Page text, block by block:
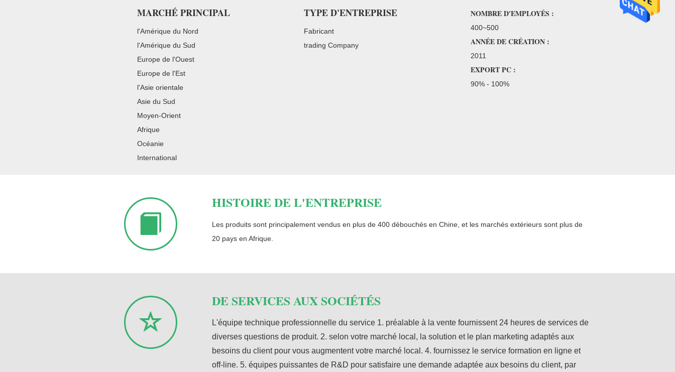
MARCHÉ PRINCIPAL
l'Amérique du Nord
l'Amérique du Sud
Europe de l'Ouest
Europe de l'Est
l'Asie orientale
Asie du Sud
Moyen-Orient
Afrique
Océanie
International
TYPE D'ENTREPRISE
Fabricant
trading Company
NOMBRE D'EMPLOYÉS :
400~500
ANNÉE DE CRÉATION :
2011
EXPORT PC :
90% - 100%
HISTOIRE DE L'ENTREPRISE
Les produits sont principalement vendus en plus de 400 débouchés en Chine, et les marchés extérieurs sont plus de
20 pays en Afrique.
DE SERVICES AUX SOCIÉTÉS
L'équipe technique professionnelle du service 1. préalable à la vente fournissent 24 heures de services de
diverses questions de produit. 2. selon votre marché local, la solution et le plan marketing adaptés aux
besoins du client pour vous augmentent votre marché local. 4. fournissez le service formation en ligne et
off-line. 5. équipes puissantes de R&D pour satisfaire une demande adaptée aux besoins du client, par